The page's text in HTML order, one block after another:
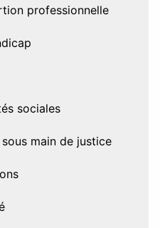
professionnelle
sociales
main de justice